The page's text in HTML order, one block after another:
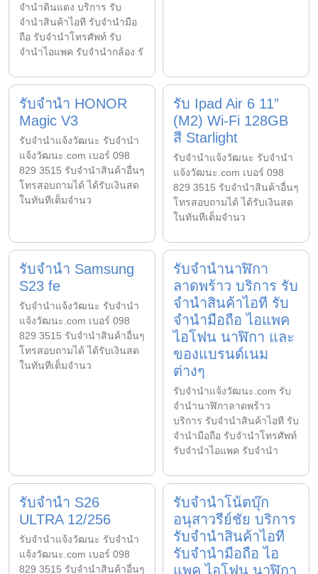
จำนำดินแดง บริการ รับ
จำนำสินค้าไอที รับจำนำมือ
ถือ รับจำนำโทรศัพท์ รับ
จำนำไอแพค รับจำนำกล้อง รั
รับจำนำ HONOR
Magic V3
รับจํานําแจ้งวัฒนะ รับจํานํา
แจ้งวัฒนะ.com เบอร์ 098
829 3515 รับจำนำสินค้าอื่นๆ
โทรสอบถามได้ ได้รับเงินสด
ในทันทีเต็มจำนว
รับ Ipad Air 6 11”
(M2) Wi-Fi 128GB
สี Starlight
รับจํานําแจ้งวัฒนะ รับจํานํา
แจ้งวัฒนะ.com เบอร์ 098
829 3515 รับจำนำสินค้าอื่นๆ
โทรสอบถามได้ ได้รับเงินสด
ในทันทีเต็มจำนว
รับจำนำ Samsung
S23 fe
รับจํานําแจ้งวัฒนะ รับจํานํา
แจ้งวัฒนะ.com เบอร์ 098
829 3515 รับจำนำสินค้าอื่นๆ
โทรสอบถามได้ ได้รับเงินสด
ในทันทีเต็มจำนว
รับจำนำนาฬิกา
ลาดพร้าว บริการ รับ
จำนำสินค้าไอที รับ
จำนำมือถือ ไอแพค
ไอโฟน นาฬิกา และ
ของแบรนด์เนม
ต่างๆ
รับจํานําแจ้งวัฒนะ.com รับ
จำนำนาฬิกาลาดพร้าว
บริการ รับจำนำสินค้าไอที รับ
จำนำมือถือ รับจำนำโทรศัพท์
รับจำนำไอแพค รับจำนำ
รับจำนำ S26
ULTRA 12/256
รับจํานําแจ้งวัฒนะ รับจํานํา
แจ้งวัฒนะ.com เบอร์ 098
829 3515 รับจำนำสินค้าอื่นๆ
รับจำนำโน้ตบุ๊ก
อนุสาวรีย์ชัย บริการ
รับจำนำสินค้าไอที
รับจำนำมือถือ ไอ
แพค ไอโฟน นาฬิกา